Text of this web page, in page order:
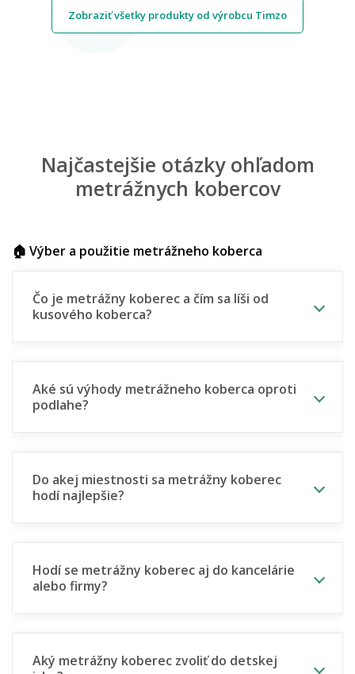
Zobraziť všetky produkty od výrobcu Timzo
Najčastejšie otázky ohľadom
metrážnych kobercov
🏠 Výber a použitie metrážneho koberca
Čo je metrážny koberec a čím sa líši od
kusového koberca?
Aké sú výhody metrážneho koberca oproti
podlahe?
Do akej miestnosti sa metrážny koberec
hodí najlepšie?
Hodí se metrážny koberec aj do kancelárie
alebo firmy?
Aký metrážny koberec zvoliť do detskej